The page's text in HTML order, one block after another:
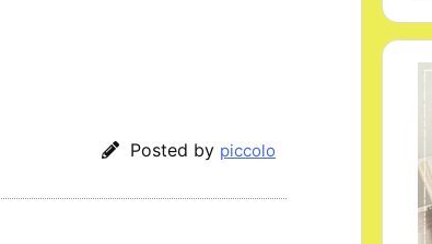
Posted by piccolo